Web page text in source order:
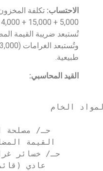
الاحتساب:
5,000 + 15,000 + 4,000 + 2,000 =
طبيعية.
القيد المحاسبي: